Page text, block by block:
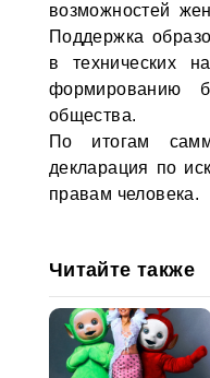
возможностей
Поддержка
в технических
формированию
общества.
По итогам
декларация по
правам человека.
Читайте также